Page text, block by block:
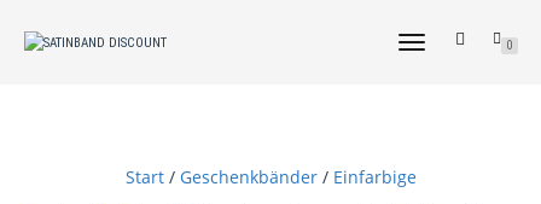
NAVIGATION
0
Start/ Geschenkbänder/ Einfarbige